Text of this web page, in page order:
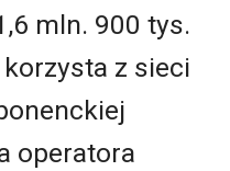
mln. 900 tys.
z sieci
operatora